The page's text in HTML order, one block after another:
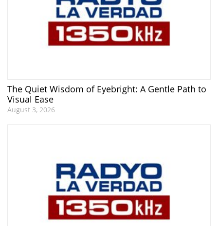
The Quiet Wisdom of Eyebright: A Gentle Path to
Visual Ease
August 3, 2026